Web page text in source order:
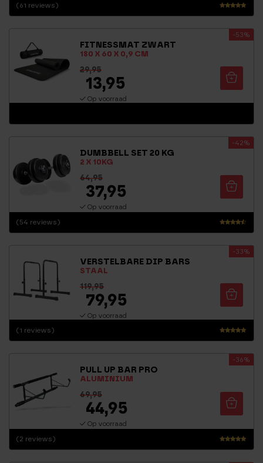
Waarderi
(61 reviews)
FITNESSMAT ZWART
180 X 60 X 0,9 CM
-53%
29,95
13,95
Op voorraad
DUMBBELL SET 20 KG
2 X 10KG
-42%
Waarder
(54 reviews)
64,95
37,95
Op voorraad
VERSTELBARE DIP BARS
STAAL
-33%
Waarderin
(1 reviews)
119,95
79,95
Op voorraad
PULL UP BAR PRO
ALUMINIUM
-36%
Waarderin
(2 reviews)
69,95
44,95
Op voorraad